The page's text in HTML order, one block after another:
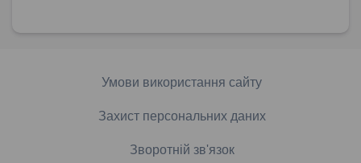
Умови використання сайту
Захист персональних даних
Зворотній зв'язок